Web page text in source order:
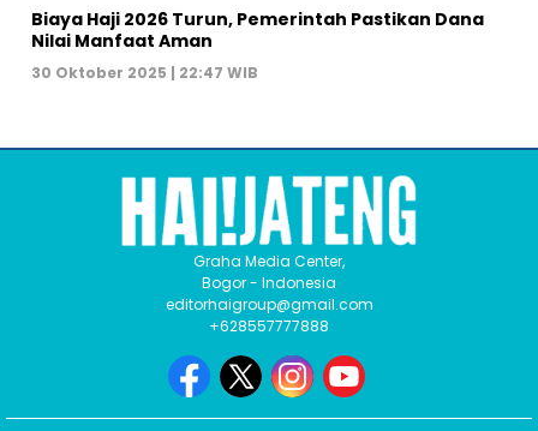
Biaya Haji 2026 Turun, Pemerintah Pastikan Dana
Nilai Manfaat Aman
30 Oktober 2025 | 22:47 WIB
Graha Media Center,
Bogor - Indonesia
editorhaigroup@gmail.com
+628557777888